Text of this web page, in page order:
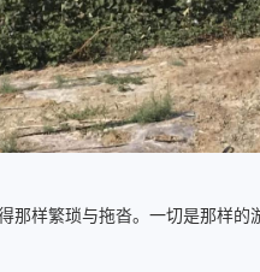
那样繁琐与拖沓。一切是那样